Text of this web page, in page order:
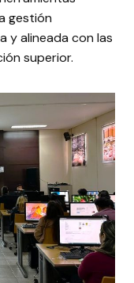
gestión
y alineada con las
superior.